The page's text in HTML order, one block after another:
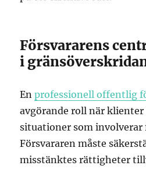
Försvararens
i
Enprofessionell offentlig
avgörande roll när
situationer som
Försvararen måste
misstänktes rättigheter